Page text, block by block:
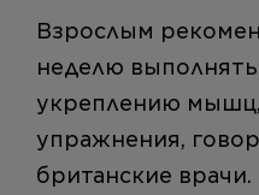
Взрослым
неделю
укреплению
упражнения,
британские